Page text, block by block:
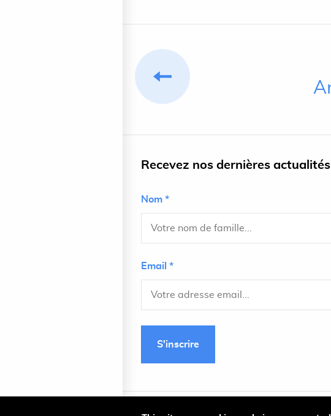
Recevez nos dernières
Nom *
Email *
S'inscrire